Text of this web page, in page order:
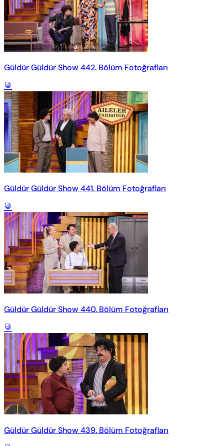
Güldür Güldür Show 442. Bölüm Fotoğrafları
Güldür Güldür Show 441. Bölüm Fotoğrafları
Güldür Güldür Show 440. Bölüm Fotoğrafları
Güldür Güldür Show 439. Bölüm Fotoğrafları